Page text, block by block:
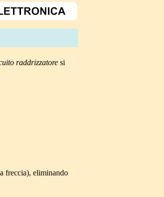
raddrizzatore si
freccia), eliminando